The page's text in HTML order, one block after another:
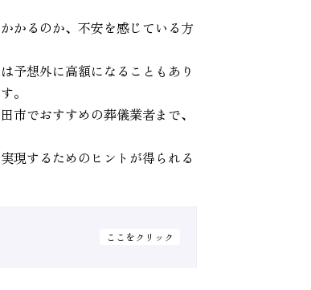
かるのか、不安を感じている方
予想外に高額になることもあり
。
でおすすめの葬儀業者まで、
現するためのヒントが得られる
ここをクリック